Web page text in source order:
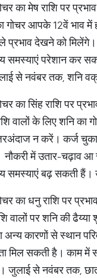
का मेष राशि पर प्रभाव
गोचर आपके 12वें भाव में
प्रभाव देखने को
समस्याएं परेशान कर
से नवंबर तक, शनि
का सिंह राशि पर
वालों के लिए शनि का
न करें। कर्ज
नौकरी में उतार-चढ़ाव
समस्याएं बढ़ सकती हैं।
का धनु राशि पर
वालों पर शनि की
अन्य कारणों से स्थान
मिल सकती है। काम में
जुलाई से नवंबर तक,